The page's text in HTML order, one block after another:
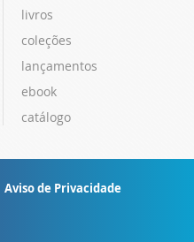
livros
coleções
lançamentos
ebook
catálogo
Aviso de Privacidade